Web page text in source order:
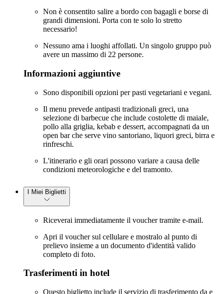
Non è consentito salire a bordo con bagagli e borse di
grandi dimensioni. Porta con te solo lo stretto
necessario!
Nessuno ama i luoghi affollati. Un singolo gruppo può
avere un massimo di 22 persone.
Informazioni aggiuntive
Sono disponibili opzioni per pasti vegetariani e vegani.
Il menu prevede antipasti tradizionali greci, una
selezione di barbecue che include costolette di maiale,
pollo alla griglia, kebab e dessert, accompagnati da un
open bar che serve vino santoriano, liquori greci, birra e
rinfreschi.
L'itinerario e gli orari possono variare a causa delle
condizioni meteorologiche e del tramonto.
I Miei Biglietti
Riceverai immediatamente il voucher tramite e-mail.
Apri il voucher sul cellulare e mostralo al punto di
prelievo insieme a un documento d'identità valido
completo di foto.
Trasferimenti in hotel
Questo biglietto include il servizio di trasferimento da e